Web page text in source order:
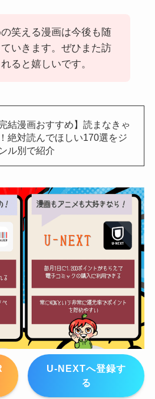
笑える漫画は今後も随
いきます。ぜひまた訪
ると嬉しいです。
完結漫画おすすめ】読まなきゃ
絶対読んでほしい170選をジ
ル別で紹介
U-NEXTへ登録す
る